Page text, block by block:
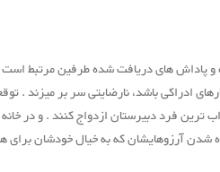
های دریافت شده طرفین مرتبط است .
ادراکی باشد، نارضایتی سر بر میزند .
ترین فرد دبیرستان ازدواج کنند . و در
آرزوهایشان که به خیال خودشان برای